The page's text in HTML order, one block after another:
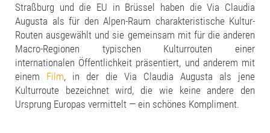
Straßburg und die EU in Brüssel haben die Via Claudia
Augusta als für den Alpen-Raum charakteristische Kultur-
Routen ausgewählt und sie gemeinsam mit für die anderen
Macro-Regionen typischen Kulturrouten einer
internationalen Öffentlichkeit präsentiert, und anderem mit
einem Film, in der die Via Claudia Augusta als jene
Kulturroute bezeichnet wird, die wie keine andere den
Ursprung Europas vermittelt — ein schönes Kompliment.